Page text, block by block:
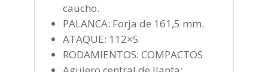
caucho.
PALANCA: Forja de 161,5 mm.
ATAQUE: 112×5
RODAMIENTOS: COMPACTOS